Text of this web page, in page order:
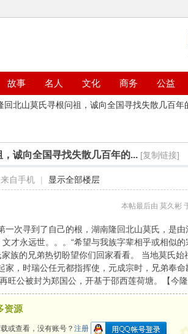
故事 名人 文化 商务 公益
回北山莫氏寻根问祖，诚向全国寻找失散几百年
诚向全国寻找失散几百年的... [复制链接]
来自手机 | 显示全部楼层
本帖最后由 莫久彬
一次寻到了自己的根，湖南隆回北山莫氏，是
才永远世。。。“希望与我族字辈相乎或相似
族的兄弟热切盼望你们回家看看。 当地莫氏
家，时瑞公任元都指挥使，元成宗时，兄弟奉
旺公被封为郑国公，开基于邵西莲荷塘。【今隆
资源
或查看，没有账号？ 注册